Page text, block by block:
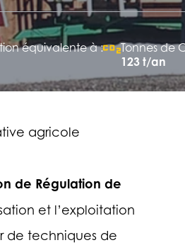
équivalente à :
Tonnes de
123 t/an
agricole
de Régulation de
et l’exploitation
de techniques de